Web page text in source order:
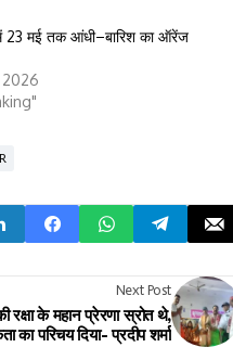
23 मई तक आंधी–बारिश का ऑरेंज
2026
Next Post
रक्षा के महान प्रेरणा स्रोत थे,
का परिचय दिया- प्रदीप शर्मा